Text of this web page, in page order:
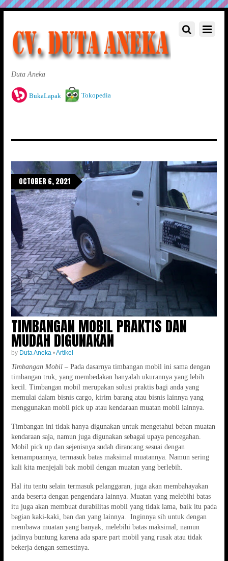
Duta Aneka
BukaLapak Tokopedia
OCTOBER 6, 2021
TIMBANGAN MOBIL PRAKTIS DAN
MUDAH DIGUNAKAN
by Duta Aneka•Artikel
Timbangan Mobil– Pada dasarnya timbangan mobil ini sama dengan
timbangan truk, yang membedakan hanyalah ukurannya yang lebih
kecil. Timbangan mobil merupakan solusi praktis bagi anda yang
memulai dalam bisnis cargo, kirim barang atau bisnis lainnya yang
menggunakan mobil pick up atau kendaraan muatan mobil lainnya.
Timbangan ini tidak hanya digunakan untuk mengetahui beban muatan
kendaraan saja, namun juga digunakan sebagai upaya pencegahan.
Mobil pick up dan sejenisnya sudah dirancang sesuai dengan
kemampuannya, termasuk batas maksimal muatannya. Namun sering
kali kita menjejali bak mobil dengan muatan yang berlebih.
Hal itu tentu selain termasuk pelanggaran, juga akan membahayakan
anda beserta dengan pengendara lainnya. Muatan yang melebihi batas
itu juga akan membuat durabilitas mobil yang tidak lama, baik itu pada
bagian kaki-kaki, ban dan yang lainnya. Inginnya sih untuk dengan
membawa muatan yang banyak, melebihi batas maksimal, namun
jadinya buntung karena ada spare part mobil yang rusak atau tidak
bekerja dengan semestinya.